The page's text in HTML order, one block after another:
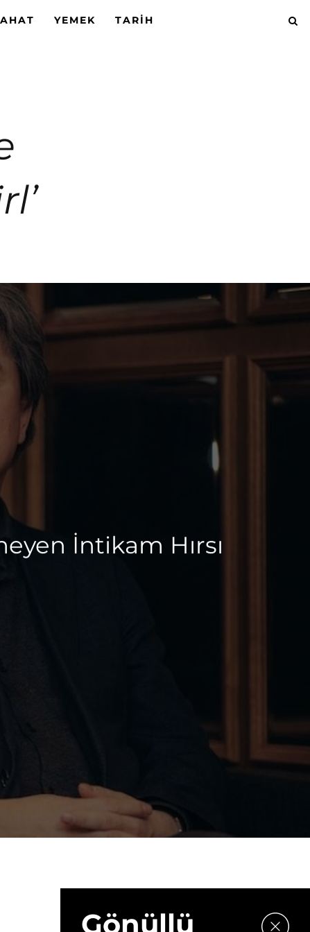
YEMEK TARIH
İntikam Hırsı
Gönüllü